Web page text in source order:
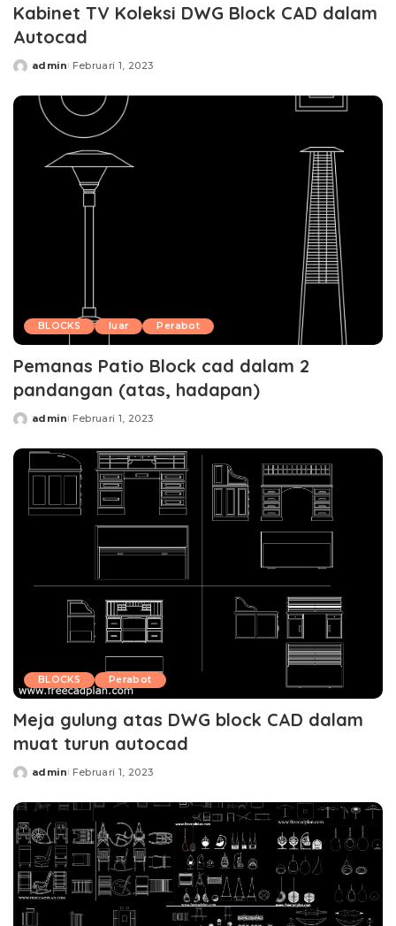
Kabinet TV Koleksi DWG Block CAD dalam
Autocad
Posted
admin Februari 1, 2023
BLOCKS luar Perabot
Pemanas Patio Block cad dalam 2
pandangan (atas, hadapan)
Posted
admin Februari 1, 2023
BLOCKS Perabot
Meja gulung atas DWG block CAD dalam
muat turun autocad
Posted
admin Februari 1, 2023